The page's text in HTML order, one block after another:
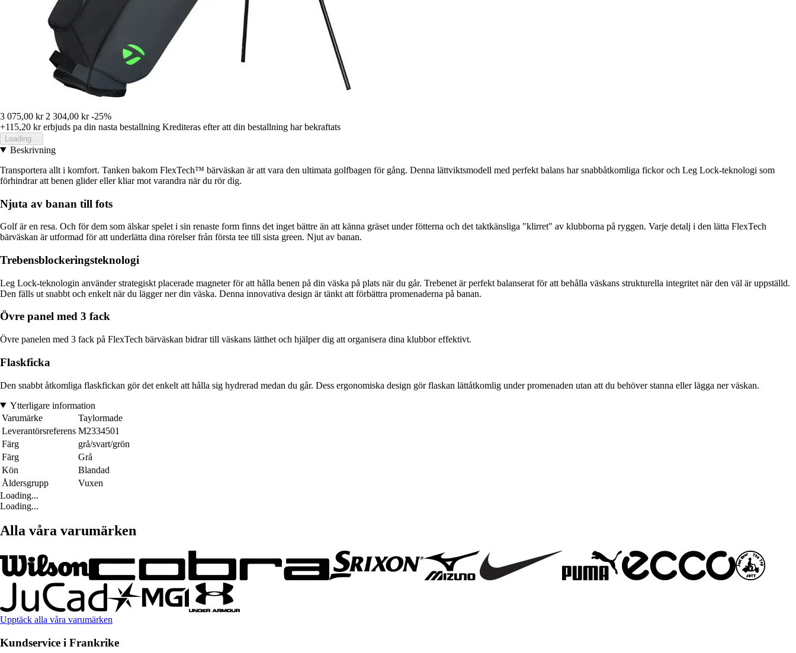
3 075,00 kr 2 304,00 kr -25%
+115,20 krerbjuds pa din nasta bestallning Krediteras efter att din bestallning har bekraftats
Loading...
Beskrivning
Transportera allt i komfort. Tanken bakom FlexTech™ bärväskan är att vara den ultimata golfbagen för gång. Denna lättviktsmodell med perfekt balans har snabbåtkomliga fickor och Leg Lock-teknologi som
förhindrar att benen glider eller kliar mot varandra när du rör dig.
Njuta av banan till fots
Golf är en resa. Och för dem som älskar spelet i sin renaste form finns det inget bättre än att känna gräset under fötterna och det taktkänsliga "klirret" av klubborna på ryggen. Varje detalj i den lätta FlexTech
bärväskan är utformad för att underlätta dina rörelser från första tee till sista green. Njut av banan.
Trebensblockeringsteknologi
Leg Lock-teknologin använder strategiskt placerade magneter för att hålla benen på din väska på plats när du går. Trebenet är perfekt balanserat för att behålla väskans strukturella integritet när den väl är uppställd.
Den fälls ut snabbt och enkelt när du lägger ner din väska. Denna innovativa design är tänkt att förbättra promenaderna på banan.
Övre panel med 3 fack
Övre panelen med 3 fack på FlexTech bärväskan bidrar till väskans lätthet och hjälper dig att organisera dina klubbor effektivt.
Flaskficka
Den snabbt åtkomliga flaskfickan gör det enkelt att hålla sig hydrerad medan du går. Dess ergonomiska design gör flaskan lättåtkomlig under promenaden utan att du behöver stanna eller lägga ner väskan.
Ytterligare information
Varumärke
Taylormade
Leverantörsreferens M2334501
Färg
grå/svart/grön
Färg
Grå
Kön
Blandad
Åldersgrupp
Vuxen
Loading...
Loading...
Alla våra varumärken
Upptäck alla våra varumärken
Kundservice i Frankrike